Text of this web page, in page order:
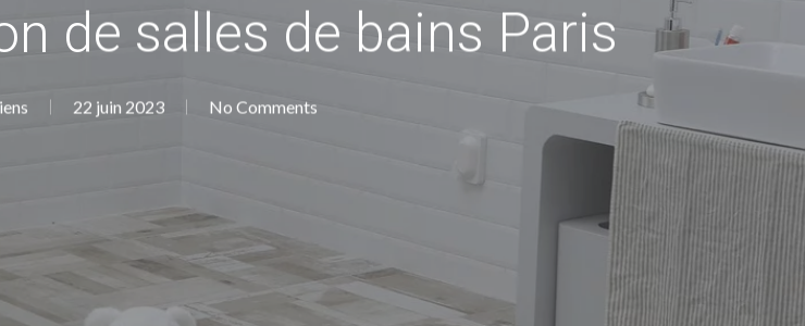
de salles de bains Paris
22 juin 2023 No Comments